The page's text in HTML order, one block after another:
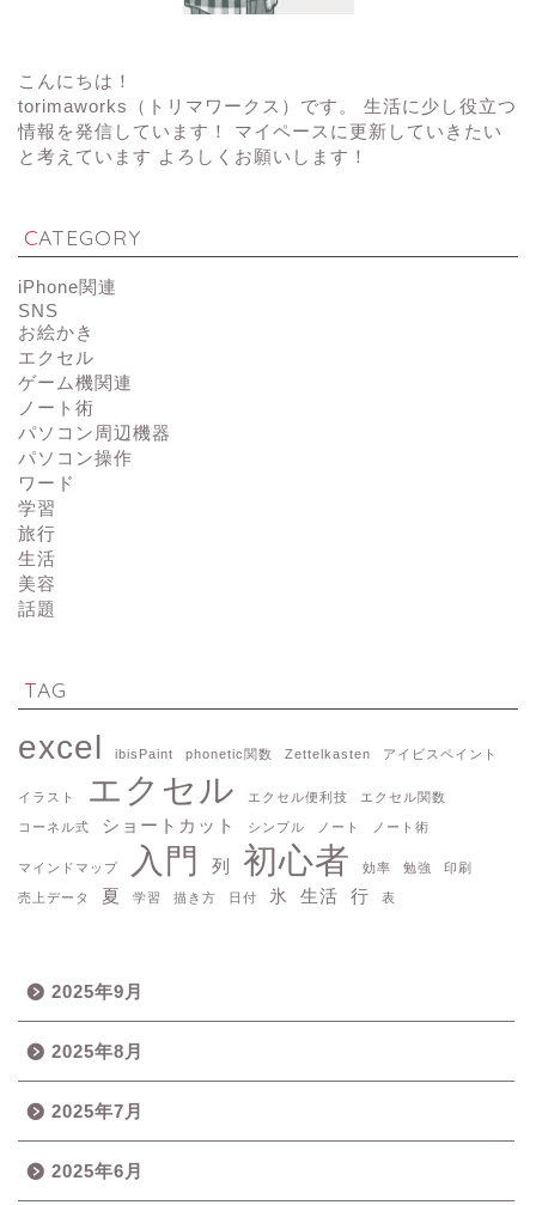
こんにちは！
torimaworks（トリマワークス）です。 生活に少し役立つ
情報を発信しています！ マイペースに更新していきたい
と考えています よろしくお願いします！
CATEGORY
iPhone関連
SNS
お絵かき
エクセル
ゲーム機関連
ノート術
パソコン周辺機器
パソコン操作
ワード
学習
旅行
生活
美容
話題
TAG
excel ibisPaint phonetic関数 Zettelkasten アイビスペイント
イラスト エクセル エクセル便利技 エクセル関数
コーネル式 ショートカット シンプル ノート ノート術
マインドマップ 入門 列 初心者 効率 勉強 印刷
売上データ 夏 学習 描き方 日付 氷 生活 行 表
2025年9月
2025年8月
2025年7月
2025年6月